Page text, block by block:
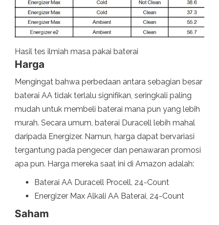
Hasil tes ilmiah masa pakai baterai
Harga
Mengingat bahwa perbedaan antara sebagian besar
baterai AA tidak terlalu signifikan, seringkali paling
mudah untuk membeli baterai mana pun yang lebih
murah. Secara umum, baterai Duracell lebih mahal
daripada Energizer. Namun, harga dapat bervariasi
tergantung pada pengecer dan penawaran promosi
apa pun. Harga mereka saat ini di Amazon adalah:
Baterai AA Duracell Procell, 24-Count
Energizer Max Alkali AA Baterai, 24-Count
Saham